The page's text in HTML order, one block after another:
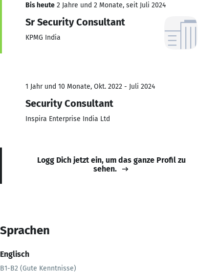
Bis heute 2 Jahre und 2 Monate, seit Juli 2024
Sr Security Consultant
KPMG India
1 Jahr und 10 Monate, Okt. 2022 - Juli 2024
Security Consultant
Inspira Enterprise India Ltd
Logg Dich jetzt ein, um das ganze Profil zu
sehen.
Sprachen
Englisch
B1-B2 (Gute Kenntnisse)